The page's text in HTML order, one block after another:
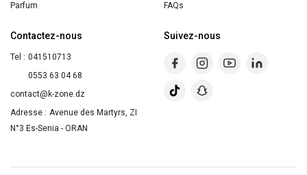
Parfum
FAQs
Contactez-nous
Tel : 041510713
0553 63 04 68
contact@k-zone.dz
Adresse : Avenue des Martyrs, ZI
N°3 Es-Senia - ORAN
Suivez-nous